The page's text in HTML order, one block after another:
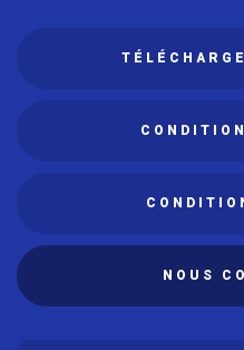
NOUS